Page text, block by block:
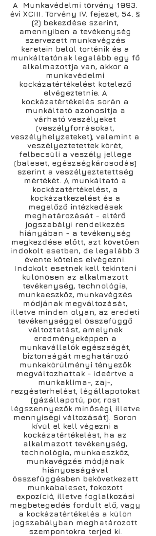
​A Munkavédelmi törvény 1993.
évi XCIII. Törvény IV. fejezet, 54. §
(2) bekezdése szerint,
amennyiben a tevékenység
szervezett munkavégzés
keretein belül történik és a
munkáltatónak legalább egy fő
alkalmazottja van, akkor a
munkavédelmi
kockázatértékelést kötelező
elvégeztetnie. A
kockázatértékelés során a
munkáltató azonosítja a
várható veszélyeket
(veszélyforrásokat,
veszélyhelyzeteket), valamint a
veszélyeztetettek körét,
felbecsüli a veszély jellege
(baleset, egészségkárosodás)
szerint a veszélyeztetettség
mértékét. A munkáltató a
kockázatértékelést, a
kockázatkezelést és a
megelőző intézkedések
meghatározását - eltérő
jogszabályi rendelkezés
hiányában - a tevékenység
megkezdése előtt, azt követően
indokolt esetben, de legalább 3
évente köteles elvégezni.
Indokolt esetnek kell tekinteni
különösen az alkalmazott
tevékenység, technológia,
munkaeszköz, munkavégzés
módjának megváltozását,
illetve minden olyan, az eredeti
tevékenységgel összefüggő
változtatást, amelynek
eredményeképpen a
munkavállalók egészségét,
biztonságát meghatározó
munkakörülményi tényezők
megváltozhattak - ideértve a
munkaklíma-, zaj-,
rezgésterhelést, légállapotokat
(gázállapotú, por, rost
légszennyezők minőségi, illetve
mennyiségi változását). Soron
kívül el kell végezni a
kockázatértékelést, ha az
alkalmazott tevékenység,
technológia, munkaeszköz,
munkavégzés módjának
hiányosságával
összefüggésben bekövetkezett
munkabaleset, fokozott
expozíció, illetve foglalkozási
megbetegedés fordult elő, vagy
a kockázatértékelés a külön
jogszabályban meghatározott
szempontokra terjed ki.